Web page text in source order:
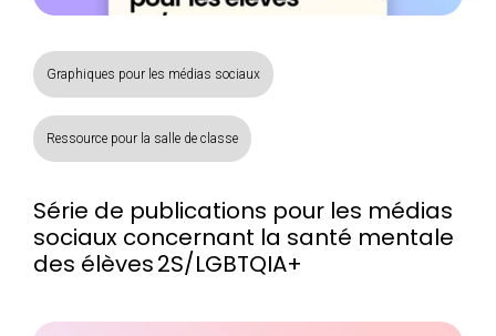
Graphiques pour les médias sociaux
Ressource pour la salle de classe
Série de publications pour les médias
sociaux concernant la santé mentale
des élèves 2S/LGBTQIA+